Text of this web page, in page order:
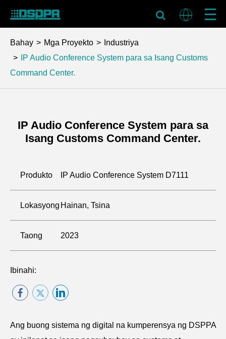
Bahay Mga Proyekto
Industriya
IP Audio Conference System para sa Isang Customs
Command Center.
IP Audio Conference System para sa
Isang Customs Command Center.
Produkto IP Audio Conference System D7111
Lokasyong Hainan, Tsina
Taong 2023
Ibinahi:
Ang buong sistema ng digital na kumperensya ng DSPPA